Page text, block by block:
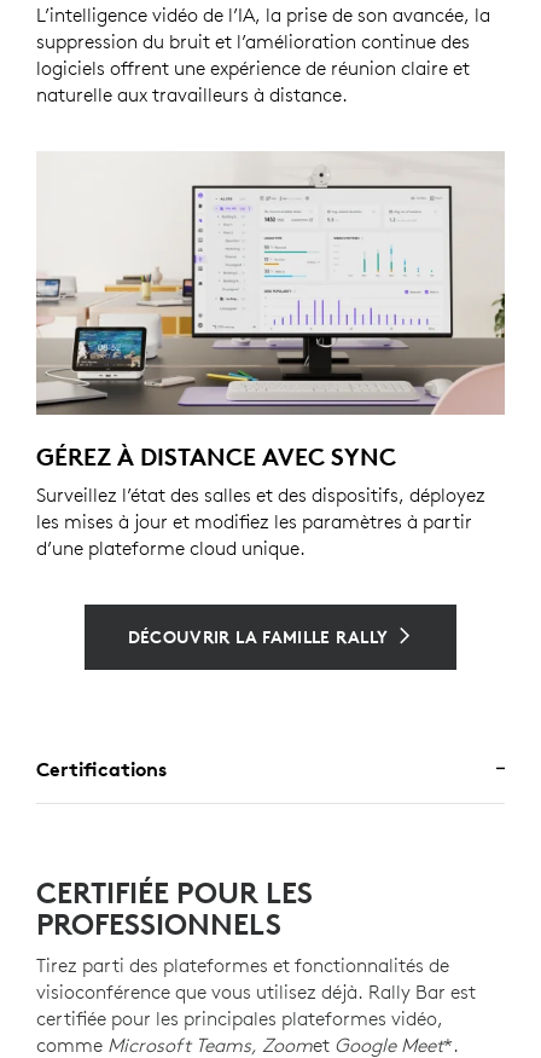
L’intelligence vidéo de l’IA, la prise de son avancée, la
suppression du bruit et l’amélioration continue des
logiciels offrent une expérience de réunion claire et
naturelle aux travailleurs à distance.
GÉREZ À DISTANCE AVEC SYNC
Surveillez l’état des salles et des dispositifs, déployez
les mises à jour et modifiez les paramètres à partir
d’une plateforme cloud unique.
DÉCOUVRIR LA FAMILLE RALLY
Certifications
CERTIFIÉE POUR LES
PROFESSIONNELS
Tirez parti des plateformes et fonctionnalités de
visioconférence que vous utilisez déjà. Rally Bar est
certifiée pour les principales plateformes vidéo,
comme Microsoft Teams, Zoomet Google Meet*.